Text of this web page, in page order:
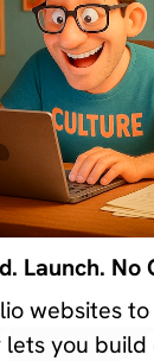
Launch. No
websites
lets you build